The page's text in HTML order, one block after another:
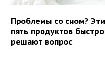
Проблемы со сном? Эти
пять продуктов быстро
решают вопрос